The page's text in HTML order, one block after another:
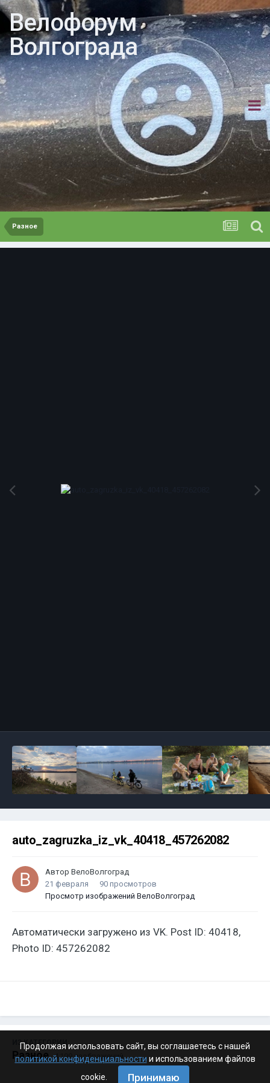
Велофорум
Волгограда
Разное
auto_zagruzka_iz_vk_40418_457262082
Автор ВелоВолгоград
21 февраля
90 просмотров
Просмотр изображений ВелоВолгоград
Автоматически загружено из VK. Post ID: 40418,
Photo ID: 457262082
ИЗ КАТЕГОРИИ:
Разное · 4 199 изображений
Продолжая использовать сайт, вы соглашаетесь с нашей
политикой конфиденциальности и использованием файлов
cookie.
Принимаю